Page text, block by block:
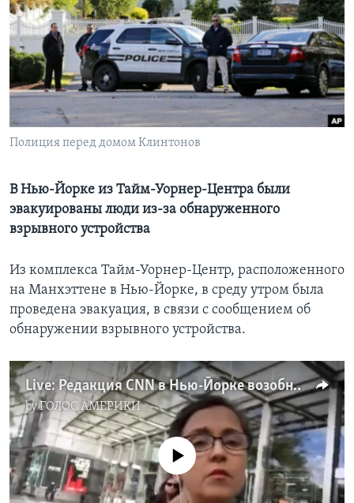
Learning English
СОЦИАЛЬНЫЕ СЕТИ
Языки
Полиция перед домом Клинтонов
В Нью-Йорке из Тайм-Уорнер-Центра были
эвакуированы люди из-за обнаруженного
взрывного устройства
Из комплекса Тайм-Уорнер-Центр, расположенного
на Манхэттене в Нью-Йорке, в среду утром была
проведена эвакуация, в связи с сообщением об
обнаружении взрывного устройства.
Live: Редакция CNN в Нью-Йорке возобновила работу
byГОЛОС АМЕРИКИ
No media source currently available